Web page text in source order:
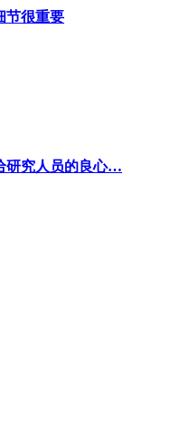
的具体人选。在 NIH
保你建议的专家有可
们可能太忙了，不会
你们的关系不应该过
大部分基金申请都会
正确的基金
节很重要
研究人员的良心…